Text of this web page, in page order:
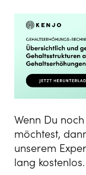
Wenn Du
möchtest,
unserem
lang kostenlos.